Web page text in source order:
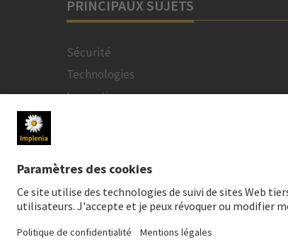
PRINCIPAUX SUJETS
Sécurité
Technologies
Innovation
Personnes